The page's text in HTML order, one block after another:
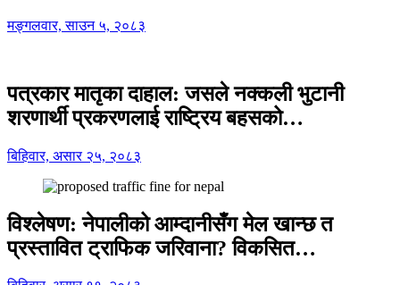
मङ्गलवार, साउन ५, २०८३
पत्रकार मातृका दाहाल: जसले नक्कली भुटानी
शरणार्थी प्रकरणलाई राष्ट्रिय बहसको…
बिहिवार, असार २५, २०८३
विश्लेषण: नेपालीको आम्दानीसँग मेल खान्छ त
प्रस्तावित ट्राफिक जरिवाना? विकसित…